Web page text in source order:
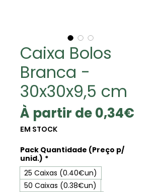
Caixa Bolos
Branca -
30x30x9,5 cm
À partir de0,34€
EM STOCK
Pack Quantidade (Preço p/
unid.) *
25 Caixas (0.40€un)
50 Caixas (0.38€un)